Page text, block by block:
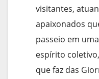
visitantes,
apaixonados
passeio em
espírito
que faz das